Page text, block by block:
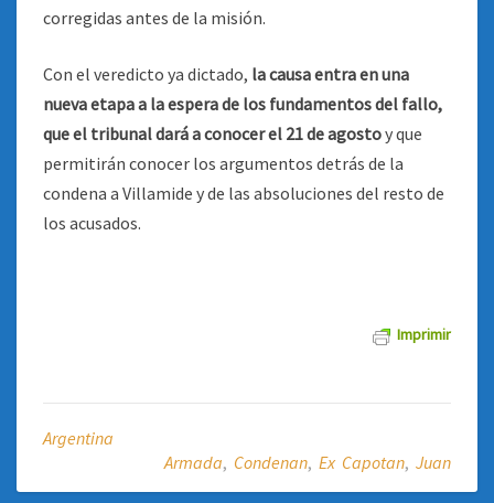
corregidas antes de la misión.
Con el veredicto ya dictado, la causa entra en una
nueva etapa a la espera de los fundamentos del fallo,
que el tribunal dará a conocer el 21 de agostoy que
permitirán conocer los argumentos detrás de la
condena a Villamide y de las absoluciones del resto de
los acusados.
Imprimir
Argentina
Armada, Condenan, Ex Capotan, Juan